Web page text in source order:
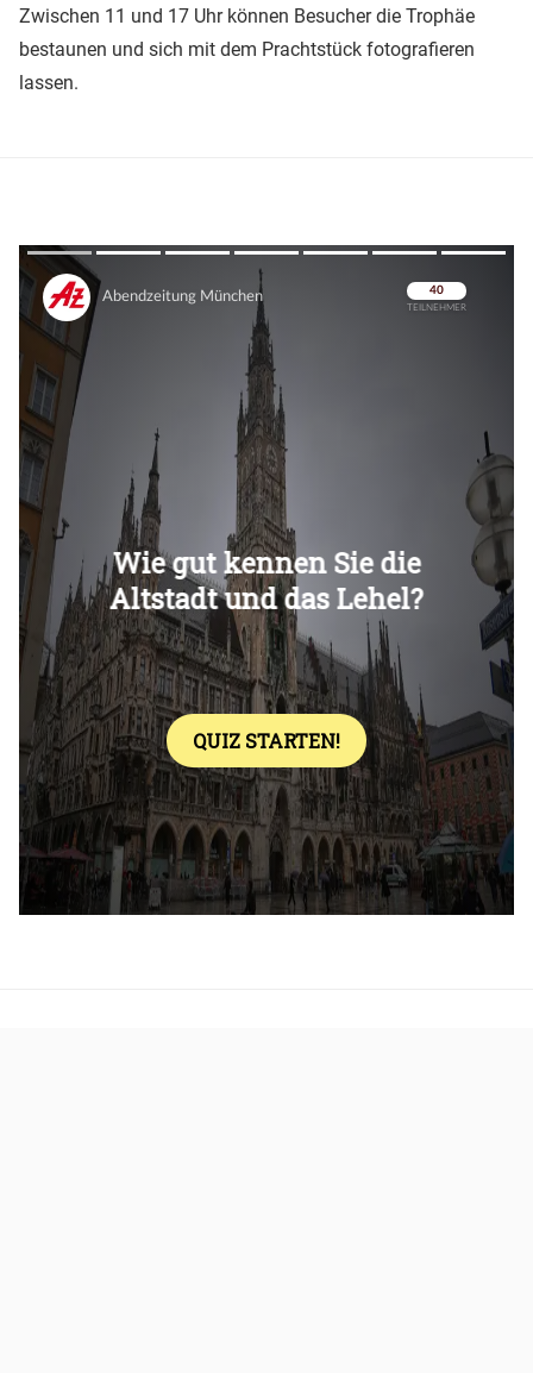
Zwischen 11 und 17 Uhr können Besucher die Trophäe
bestaunen und sich mit dem Prachtstück fotografieren
lassen.
Überspringen
Überspringen